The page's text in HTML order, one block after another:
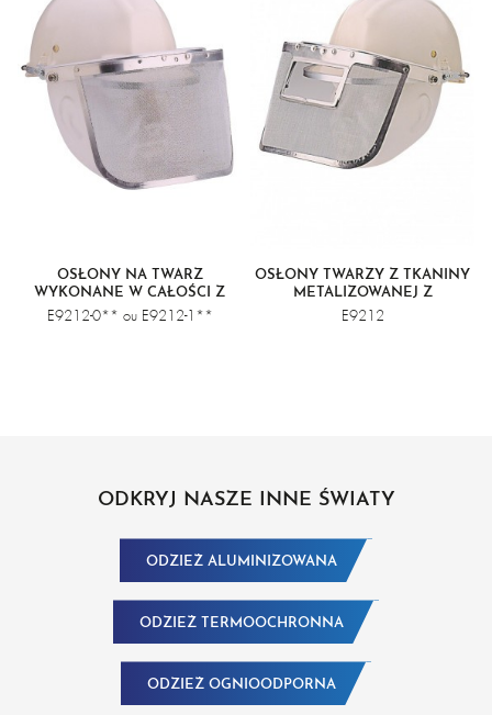
OSŁONY NA TWARZ
WYKONANE W CAŁOŚCI Z
METALU
E9212-0** ou E9212-1**
OSŁONY TWARZY Z TKANINY
METALIZOWANEJ Z
OKIENKIEM
E9212
ODKRYJ NASZE INNE ŚWIATY
ODZIEŻ ALUMINIZOWANA
ODZIEŻ TERMOOCHRONNA
ODZIEŻ OGNIOODPORNA